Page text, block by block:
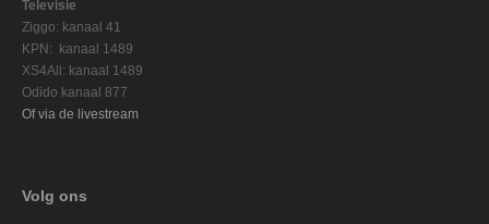
Televisie
Ziggo: kanaal 41
KPN: kanaal 1489
XS4All: kanaal 1489
Odido kanaal 877
Of via de livestream
Volg ons